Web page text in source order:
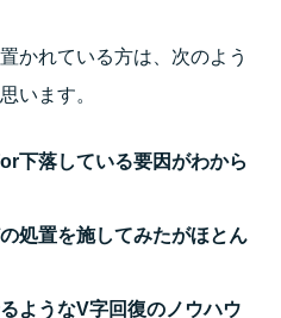
かれている方は、次のよう
います。
下落している要因がわから
処置を施してみたがほとん
ようなV字回復のノウハウ